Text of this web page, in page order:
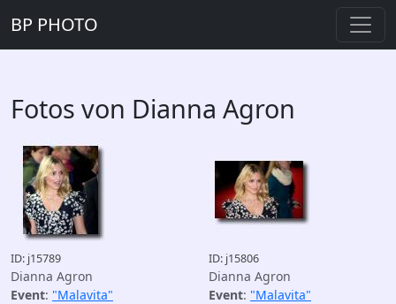
BP PHOTO
Fotos von Dianna Agron
ID: j15789
Dianna Agron
Event: "Malavita"
ID: j15806
Dianna Agron
Event: "Malavita"